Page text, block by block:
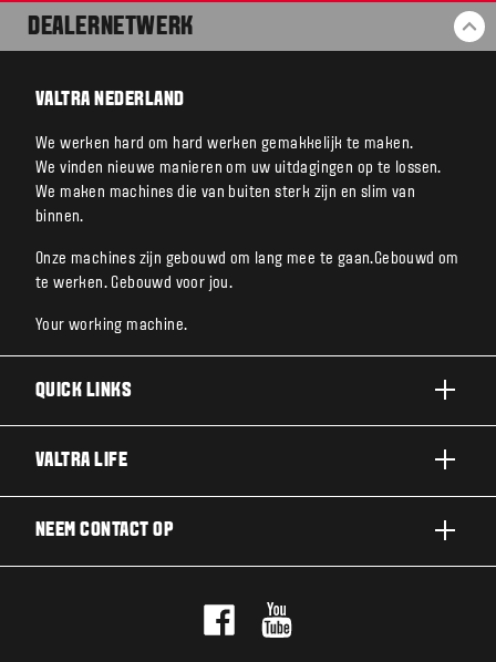
DEALERNETWERK
VALTRA NEDERLAND
We werken hard om hard werken gemakkelijk te maken.
We vinden nieuwe manieren om uw uitdagingen op te lossen.
We maken machines die van buiten sterk zijn en slim van
binnen.
Onze machines zijn gebouwd om lang mee te gaan.Gebouwd om
te werken. Gebouwd voor jou.
Your working machine.
QUICK LINKS
N SERIE
VALTRA LIFE
NEEM CONTACT OP